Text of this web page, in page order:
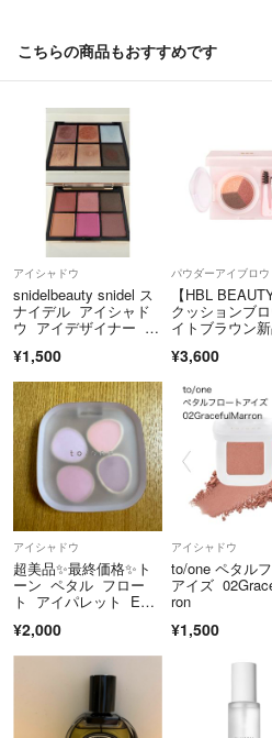
・原則匿名配送でお送り致しますが、
★コメントについて
・気になる点がございましたらお気軽
・コメント返信は即レスポンスを心が
る場合もございます。
★商品の保管方法について
・喫煙者はおらず、ペットは飼ってお
・冷暗所にて厳重に保管しておますが
あらかじめご了承下さい。
【留意事項】
・お取引完了後のご対応はいたしかね
にお知らせください。
・発送後の事故・破損につきましては
ンをご確認いただきご購入者様にてご
最後までお読みいただきありがとうご
皆様にご安心いただけるよう迅速かつ
るように心がけております！
少しでもごご興味がございましたらフ
ても喜びます！！
こちらの商品もおすすめです
アイシャドウ
snidelbeauty snidel ス
ナイデル アイシャド
ウ アイデザイナー 0
¥1,500
パウダーアイブロウ
【HBL
クッションブ
イトブラウン
¥3,600
アイシャドウ
超美品✨最終価格✨ト
ーン ペタル フロー
ト アイパレット EX1
ャドウ
¥2,000
アイシャドウ
to/one ペタル
アイズ
ron
¥1,500